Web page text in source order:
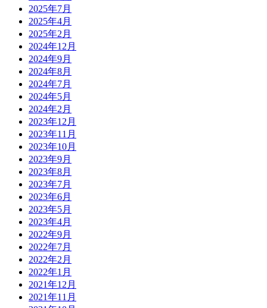
2025年7月
2025年4月
2025年2月
2024年12月
2024年9月
2024年8月
2024年7月
2024年5月
2024年2月
2023年12月
2023年11月
2023年10月
2023年9月
2023年8月
2023年7月
2023年6月
2023年5月
2023年4月
2022年9月
2022年7月
2022年2月
2022年1月
2021年12月
2021年11月